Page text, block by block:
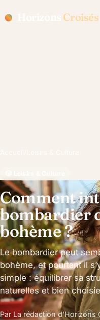
Croisés
Comment
bombardier
bohème ?
Le bombardier peut
bohème, et pourtant il
simple : équilibrer sa
naturelles et bien
Par La rédaction d’Horizons